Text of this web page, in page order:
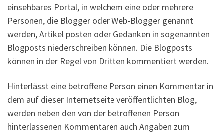
einsehbares Portal, in welchem eine oder mehrere
Personen, die Blogger oder Web-Blogger genannt
werden, Artikel posten oder Gedanken in sogenannten
Blogposts niederschreiben können. Die Blogposts
können in der Regel von Dritten kommentiert werden.
Hinterlässt eine betroffene Person einen Kommentar in
dem auf dieser Internetseite veröffentlichten Blog,
werden neben den von der betroffenen Person
hinterlassenen Kommentaren auch Angaben zum